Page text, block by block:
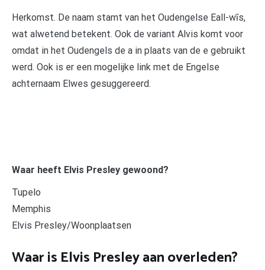
Herkomst. De naam stamt van het Oudengelse Eall-wīs,
wat alwetend betekent. Ook de variant Alvis komt voor
omdat in het Oudengels de a in plaats van de e gebruikt
werd. Ook is er een mogelijke link met de Engelse
achternaam Elwes gesuggereerd.
Waar heeft Elvis Presley gewoond?
Tupelo
Memphis
Elvis Presley/Woonplaatsen
Waar is Elvis Presley aan overleden?